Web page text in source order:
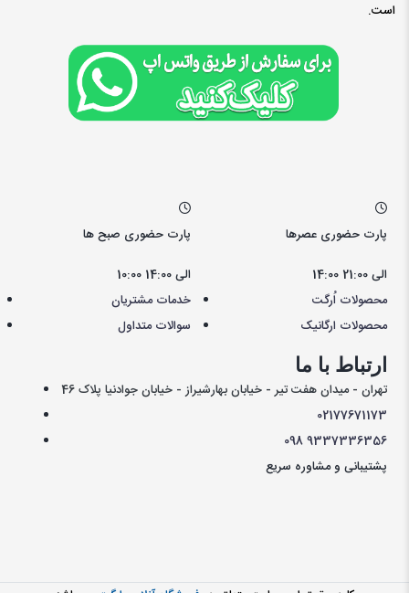
است.
پارت حضوری صبح ها
10:00 الی 14:00
پارت حضوری عصرها
14:00 الی 21:00
خدمات مشتریان
سوالات متداول
محصولات اُرگت
محصولات ارگانیک
ارتباط با ما
تهران - میدان هفت تیر - خیابان بهارشیراز - خیابان جوادنیا پلاک 46
02177671173
0989337336356
پشتیبانی و مشاوره سریع